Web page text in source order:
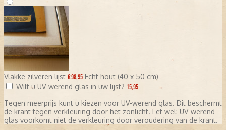
Vlakke zilveren lijst € 98,95 Echt hout (40 x 50 cm)
Wilt u UV-werend glas in uw lijst? 15,95
Tegen meerprijs kunt u kiezen voor UV-werend glas. Dit beschermt
de krant tegen verkleuring door het zonlicht. Let wel: UV-werend
glas voorkomt niet de verkleuring door veroudering van de krant.